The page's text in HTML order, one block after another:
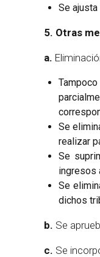
Se ajusta
5. Otras
a.
Se
realizar
Se
ingresos
Se
dichos
b. Se
c. Se